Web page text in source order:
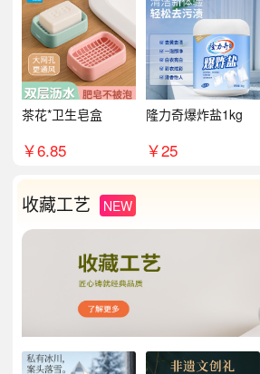
茶花*卫生皂盒
￥6.85
隆力奇爆炸盐1kg
￥25
收藏工艺 NEW